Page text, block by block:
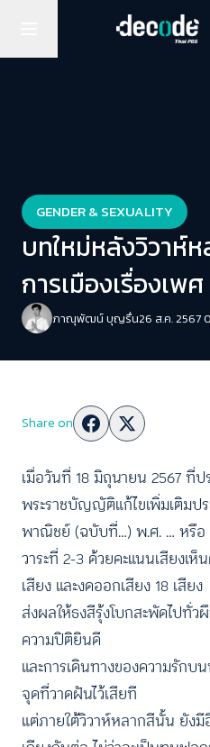
GENDER & SEXUALITY
บทใหม่หลังวิวาห์
การเมืองเรื่องเพศ
ภาณุพัฒน์ บุญรื่น26 ส.ค. 2567
Share on
เมื่อวันที่ 18 มิถุนายน 2567 ที่
พระราชบัญญัติแก้ไขเพิ่มเติมป
พาณิชย์ (ฉบับที่…) พ.ศ. … หรือ
วาระที่ 2-3 ด้วยคะแนนเสียงเห็
เสียง และงดออกเสียง 18 เสียง
ส่งผลให้ธงสีรุ้งโบกสะพัดไปทั่
ความปิติยินดี
และการเดินทางของความรัก
จุดที่วาดฝันไว้เสียที
แต่ภายใต้วิวาห์หลากสีนั้น ยัง